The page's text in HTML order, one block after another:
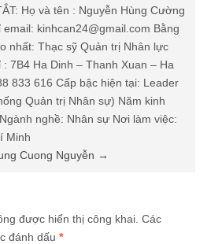
Họ và tên : Nguyễn Hùng Cường
kinhcan24@gmail.com Bằng
nhất: Thạc sỹ Quản trị Nhân lực
7B4 Ha Dinh – Thanh Xuan – Ha
833 616 Cấp bậc hiện tại: Leader
Quản trị Nhân sự) Năm kinh
nghề: Nhân sự Nơi làm việc:
Minh
Cuong Nguyễn →
được hiển thị công khai. Các
đánh dấu *